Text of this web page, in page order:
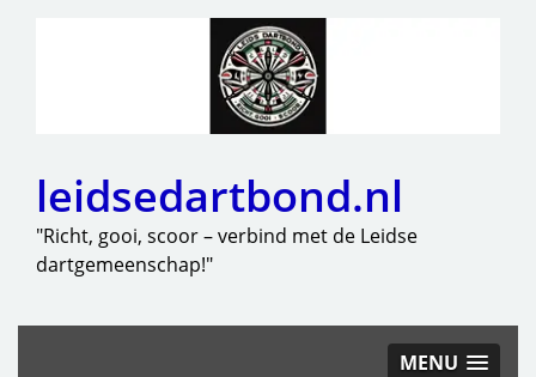
leidsedartbond.nl
"Richt, gooi, scoor – verbind met de Leidse
dartgemeenschap!"
MENU